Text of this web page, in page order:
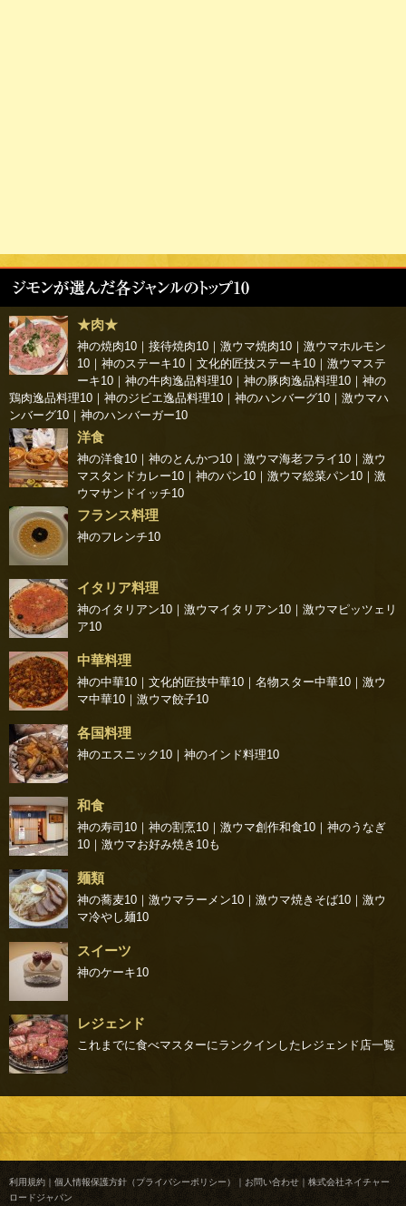
★肉★
神の焼肉10 ｜ 接待焼肉10 ｜ 激ウマ焼肉10 ｜ 激ウマホルモン
10 ｜ 神のステーキ10 ｜ 文化的匠技ステーキ10 ｜ 激ウマステ
ーキ10 ｜ 神の牛肉逸品料理10 ｜ 神の豚肉逸品料理10 ｜ 神の
鶏肉逸品料理10 ｜ 神のジビエ逸品料理10 ｜ 神のハンバーグ10 ｜ 激ウマハ
ンバーグ10 ｜ 神のハンバーガー10
洋食
神の洋食10 ｜ 神のとんかつ10 ｜ 激ウマ海老フライ10 ｜ 激ウ
マスタンドカレー10 ｜ 神のパン10 ｜ 激ウマ総菜パン10 ｜ 激
ウマサンドイッチ10
フランス料理
神のフレンチ10
イタリア料理
神のイタリアン10 ｜ 激ウマイタリアン10 ｜ 激ウマピッツェリ
ア10
中華料理
神の中華10 ｜ 文化的匠技中華10 ｜ 名物スター中華10 ｜ 激ウ
マ中華10 ｜ 激ウマ餃子10
各国料理
神のエスニック10 ｜ 神のインド料理10
和食
神の寿司10 ｜ 神の割烹10 ｜ 激ウマ創作和食10 ｜ 神のうなぎ
10 ｜ 激ウマお好み焼き10も
麺類
神の蕎麦10 ｜ 激ウマラーメン10 ｜ 激ウマ焼きそば10 ｜ 激ウ
マ冷やし麺10
スイーツ
神のケーキ10
レジェンド
これまでに食べマスターにランクインしたレジェンド店一覧
利用規約 ｜ 個人情報保護方針（プライバシーポリシー） ｜ お問い合わせ ｜ 株式会社ネイチャー
ロードジャパン